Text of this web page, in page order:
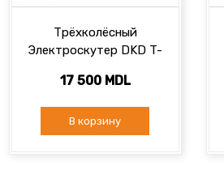
Трёхколёсный
Электроскутер DKD T-
17 500 MDL
В корзину